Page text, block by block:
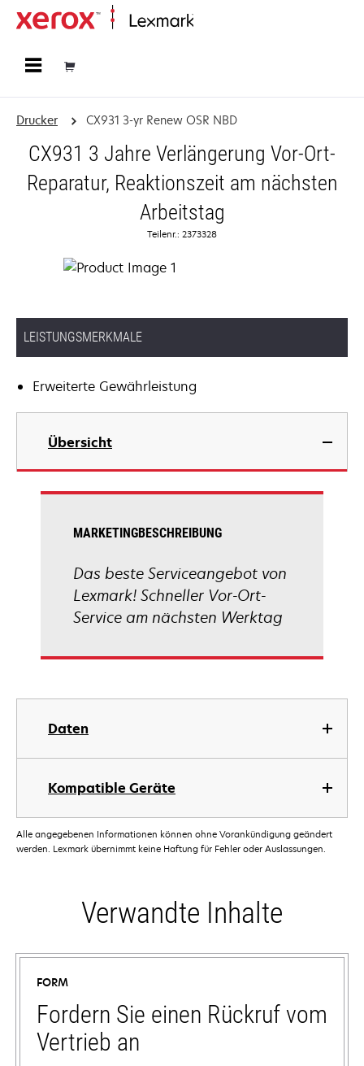
Drucker CX931 3-yr Renew OSR NBD
CX931 3 Jahre Verlängerung Vor-Ort-
Reparatur, Reaktionszeit am nächsten
Arbeitstag
Teilenr.: 2373328
LEISTUNGSMERKMALE
Erweiterte Gewährleistung
Übersicht
Daten
Kompatible Geräte
MARKETINGBESCHREIBUNG
Das beste Serviceangebot von
Lexmark! Schneller Vor-Ort-
Service am nächsten Werktag
Alle angegebenen Informationen können ohne Vorankündigung geändert
werden. Lexmark übernimmt keine Haftung für Fehler oder Auslassungen.
Verwandte Inhalte
FORM
Fordern Sie einen Rückruf vom
Vertrieb an